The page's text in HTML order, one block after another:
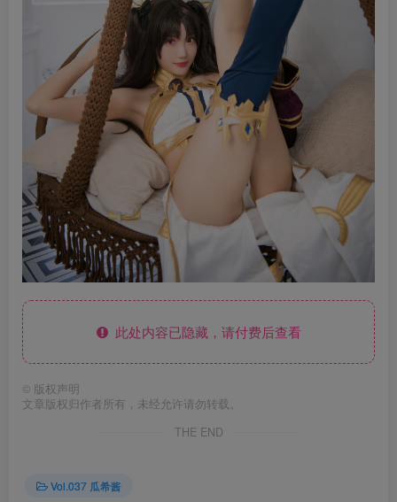
此处内容已隐藏，请付费后查看
© 版权声明
文章版权归作者所有，未经允许请勿转载。
THE END
Vol.037 瓜希酱